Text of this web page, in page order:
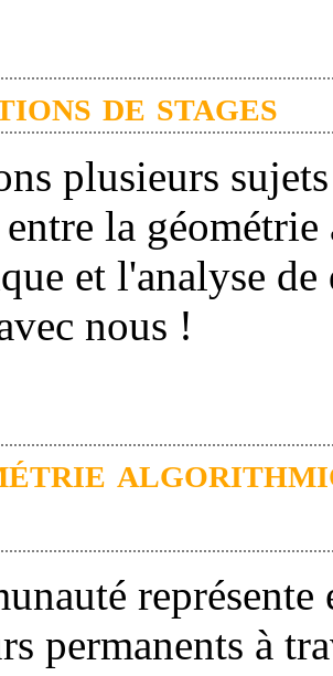
de stages
plusieurs
la
et l'analyse
nous !
permanents à